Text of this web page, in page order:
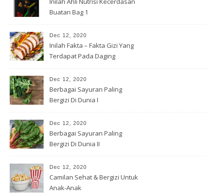
Buatan Bag 1
Dec 12, 2020
Inilah Fakta – Fakta Gizi Yang
Terdapat Pada Daging
Dec 12, 2020
Berbagai Sayuran Paling
Bergizi Di Dunia I
Dec 12, 2020
Berbagai Sayuran Paling
Bergizi Di Dunia II
Dec 12, 2020
Camilan Sehat & Bergizi Untuk
Anak-Anak